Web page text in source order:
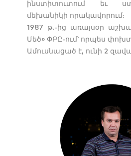
ինստիտուտում եւ
մեխանիկի որակավորում։
1987 թ.-ից առայսօր
Մեծ» ՓԲԸ-ում՝ որպես
Ամուսնացած է, ունի 2